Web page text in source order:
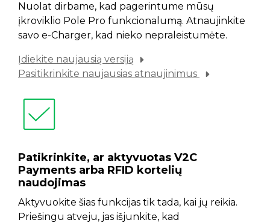
Nuolat dirbame, kad pagerintume mūsų
įkroviklio Pole Pro funkcionalumą. Atnaujinkite
savo e-Charger, kad nieko nepraleistumėte.
Įdiekite naujausią versiją
Pasitikrinkite naujausias atnaujinimus
Patikrinkite, ar aktyvuotas V2C
Payments arba RFID kortelių
naudojimas
Aktyvuokite šias funkcijas tik tada, kai jų reikia.
Priešingu atveju, jas išjunkite, kad